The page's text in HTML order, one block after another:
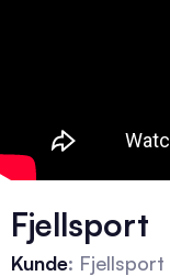
Fjellsport
Kunde: Fjellsport